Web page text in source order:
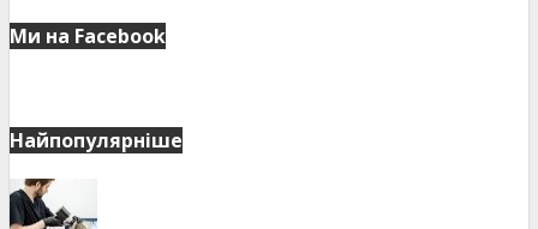
Ми на Facebook
Найпопулярніше